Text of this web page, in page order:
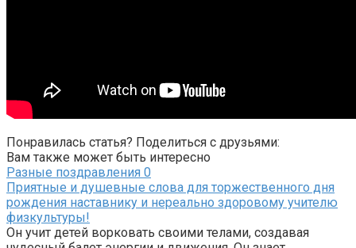
Понравилась статья? Поделиться с друзьями:
Вам также может быть интересно
Разные поздравления 0
Приятные и душевные слова для торжественного дня
рождения наставнику и нереально здоровому учителю
физкультуры!
Он учит детей ворковать своими телами, создавая